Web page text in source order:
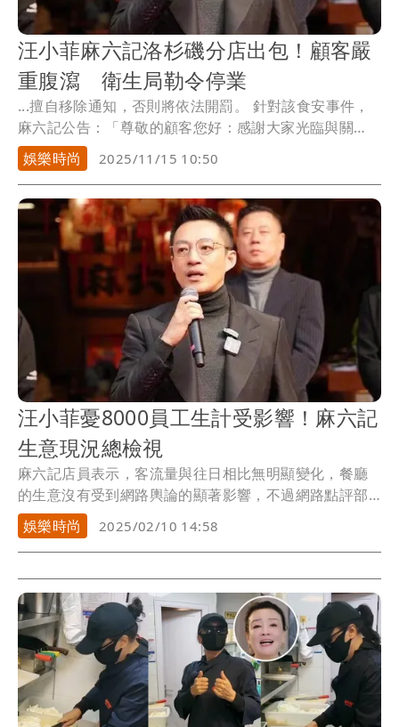
汪小菲麻六記洛杉磯分店出包！顧客嚴
重腹瀉 衛生局勒令停業
...擅自移除通知，否則將依法開罰。 針對該食安事件，
麻六記公告：「尊敬的顧客您好：感謝大家光臨與關
注。...
娛樂時尚 2025/11/15 10:50
汪小菲憂8000員工生計受影響！麻六記
生意現況總檢視
麻六記店員表示，客流量與往日相比無明顯變化，餐廳
的生意沒有受到網路輿論的顯著影響，不過網路點評部
分，...
娛樂時尚 2025/02/10 14:58